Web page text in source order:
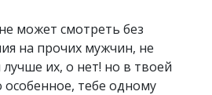
может смотреть без
на прочих мужчин, не
их, о нет! но в твоей
особенное, тебе одному